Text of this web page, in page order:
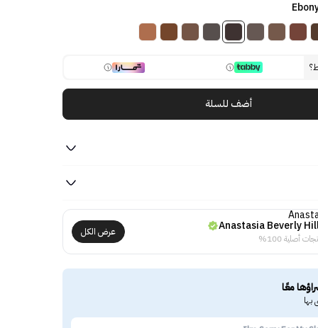
أضف للسلة
Anastasia Beverly
أصلية 100%
عرض الكل
معًا
بها